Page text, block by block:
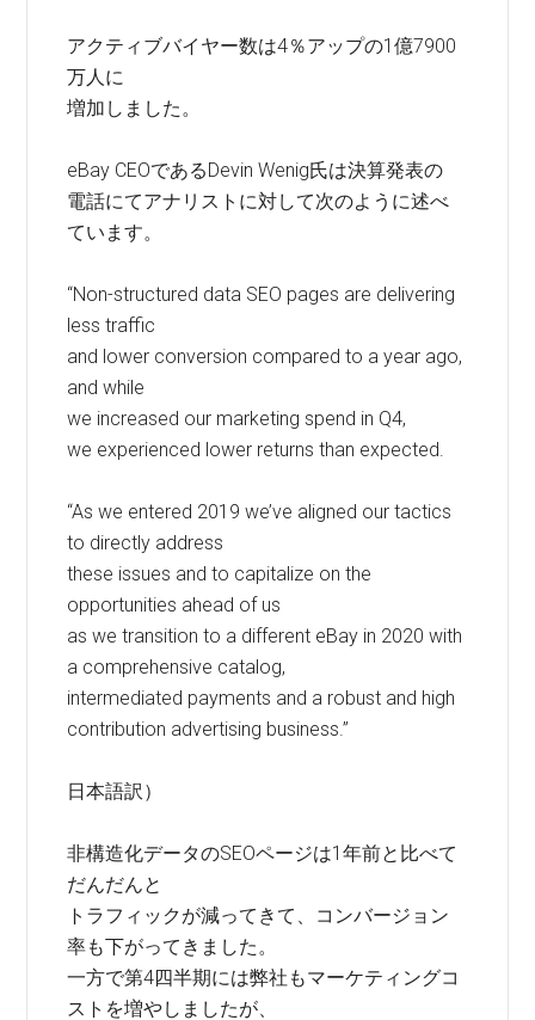
アクティブバイヤー数は4％アップの1億7900
万人に
増加しました。
eBay CEOであるDevin Wenig氏は決算発表の
電話にてアナリストに対して次のように述べ
ています。
“Non-structured data SEO pages are delivering
less traffic
and lower conversion compared to a year ago,
and while
we increased our marketing spend in Q4,
we experienced lower returns than expected.
“As we entered 2019 we’ve aligned our tactics
to directly address
these issues and to capitalize on the
opportunities ahead of us
as we transition to a different eBay in 2020 with
a comprehensive catalog,
intermediated payments and a robust and high
contribution advertising business.”
日本語訳）
非構造化データのSEOページは1年前と比べて
だんだんと
トラフィックが減ってきて、コンバージョン
率も下がってきました。
一方で第4四半期には弊社もマーケティングコ
ストを増やしましたが、